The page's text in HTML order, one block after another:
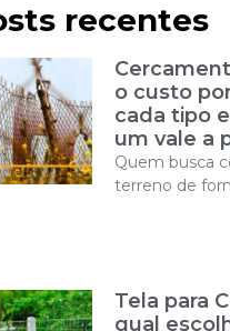
recentes
o custo
cada tipo
um vale a
Quem busca
terreno de
Tela para
qual